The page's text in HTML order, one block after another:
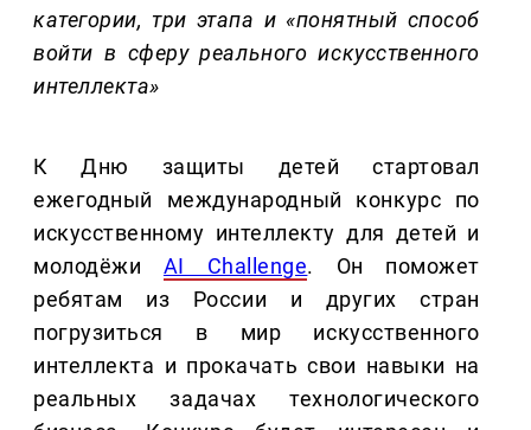
категории, три этапа и «понятный способ
войти в сферу реального искусственного
интеллекта»
К Дню защиты детей стартовал
ежегодный международный конкурс по
искусственному интеллекту для детей и
молодёжи AI Challenge. Он поможет
ребятам из России и других стран
погрузиться в мир искусственного
интеллекта и прокачать свои навыки на
реальных задачах технологического